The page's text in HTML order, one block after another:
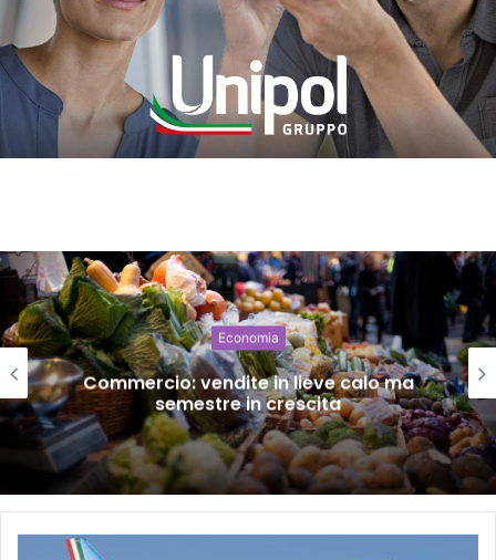
Economia
Commercio: vendite in lieve calo ma
semestre in crescita